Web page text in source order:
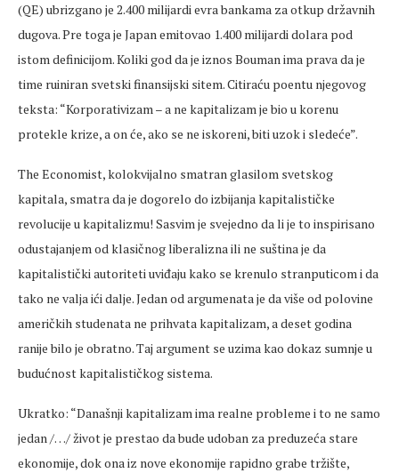
(QE) ubrizgano je 2.400 milijardi evra bankama za otkup državnih
dugova. Pre toga je Japan emitovao 1.400 milijardi dolara pod
istom definicijom. Koliki god da je iznos Bouman ima prava da je
time ruiniran svetski finansijski sitem. Citiraću poentu njegovog
teksta: “Korporativizam – a ne kapitalizam je bio u korenu
protekle krize, a on će, ako se ne iskoreni, biti uzok i sledeće”.
The Economist, kolokvijalno smatran glasilom svetskog
kapitala, smatra da je dogorelo do izbijanja kapitalističke
revolucije u kapitalizmu! Sasvim je svejedno da li je to inspirisano
odustajanjem od klasičnog liberalizna ili ne suština je da
kapitalistički autoriteti uviđaju kako se krenulo stranputicom i da
tako ne valja ići dalje. Jedan od argumenata je da više od polovine
američkih studenata ne prihvata kapitalizam, a deset godina
ranije bilo je obratno. Taj argument se uzima kao dokaz sumnje u
budućnost kapitalističkog sistema.
Ukratko: “Današnji kapitalizam ima realne probleme i to ne samo
jedan /…/ život je prestao da bude udoban za preduzeća stare
ekonomije, dok ona iz nove ekonomije rapidno grabe tržište,